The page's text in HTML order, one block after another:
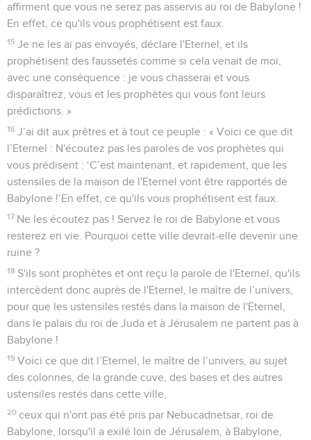
affirment que vous ne serez pas asservis au roi de Babylone !
En effet, ce qu'ils vous prophétisent est faux.
15 Je ne les ai pas envoyés, déclare l'Eternel, et ils
prophétisent des faussetés comme si cela venait de moi,
avec une conséquence : je vous chasserai et vous
disparaîtrez, vous et les prophètes qui vous font leurs
prédictions. »
16 J’ai dit aux prêtres et à tout ce peuple : « Voici ce que dit
l’Eternel : N'écoutez pas les paroles de vos prophètes qui
vous prédisent : ‘C’est maintenant, et rapidement, que les
ustensiles de la maison de l'Eternel vont être rapportés de
Babylone !’En effet, ce qu'ils vous prophétisent est faux.
17 Ne les écoutez pas ! Servez le roi de Babylone et vous
resterez en vie. Pourquoi cette ville devrait-elle devenir une
ruine ?
18 S'ils sont prophètes et ont reçu la parole de l'Eternel, qu'ils
intercèdent donc auprès de l'Eternel, le maître de l’univers,
pour que les ustensiles restés dans la maison de l'Eternel,
dans le palais du roi de Juda et à Jérusalem ne partent pas à
Babylone !
19 Voici ce que dit l’Eternel, le maître de l’univers, au sujet
des colonnes, de la grande cuve, des bases et des autres
ustensiles restés dans cette ville,
20 ceux qui n'ont pas été pris par Nebucadnetsar, roi de
Babylone, lorsqu'il a exilé loin de Jérusalem, à Babylone,